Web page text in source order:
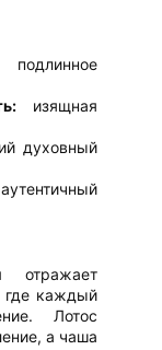
изящная
духовный
отражает
где каждый
Лотос
а чаша